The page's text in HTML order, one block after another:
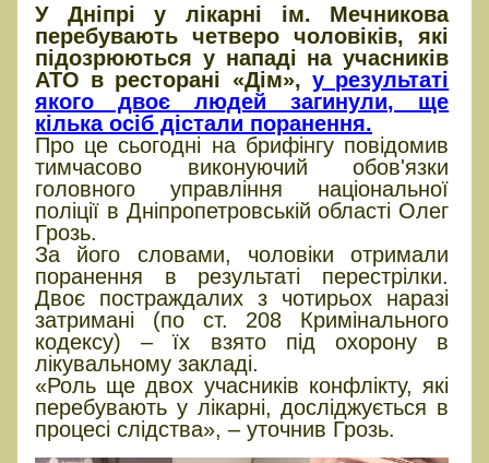
У Дніпрі у лікарні ім. Мечникова
перебувають четверо чоловіків, які
підозрюються у нападі на учасників
АТО в ресторані «Дім», у результаті
якого двоє людей загинули, ще
кілька осіб дістали поранення.
Про це сьогодні на брифінгу повідомив
тимчасово виконуючий обов'язки
головного управління національної
поліції в Дніпропетровській області Олег
Грозь.
За його словами, чоловіки отримали
поранення в результаті перестрілки.
Двоє постраждалих з чотирьох наразі
затримані (по ст. 208 Кримінального
кодексу) – їх взято під охорону в
лікувальному закладі.
«Роль ще двох учасників конфлікту, які
перебувають у лікарні, досліджується в
процесі слідства», – уточнив Грозь.